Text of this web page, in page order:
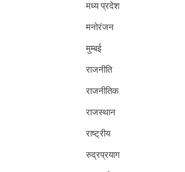
मध्य प्रदेश
मनोरंजन
मुम्बई
राजनीति
राजनीतिक
राजस्थान
राष्ट्रीय
रुद्रप्रयाग